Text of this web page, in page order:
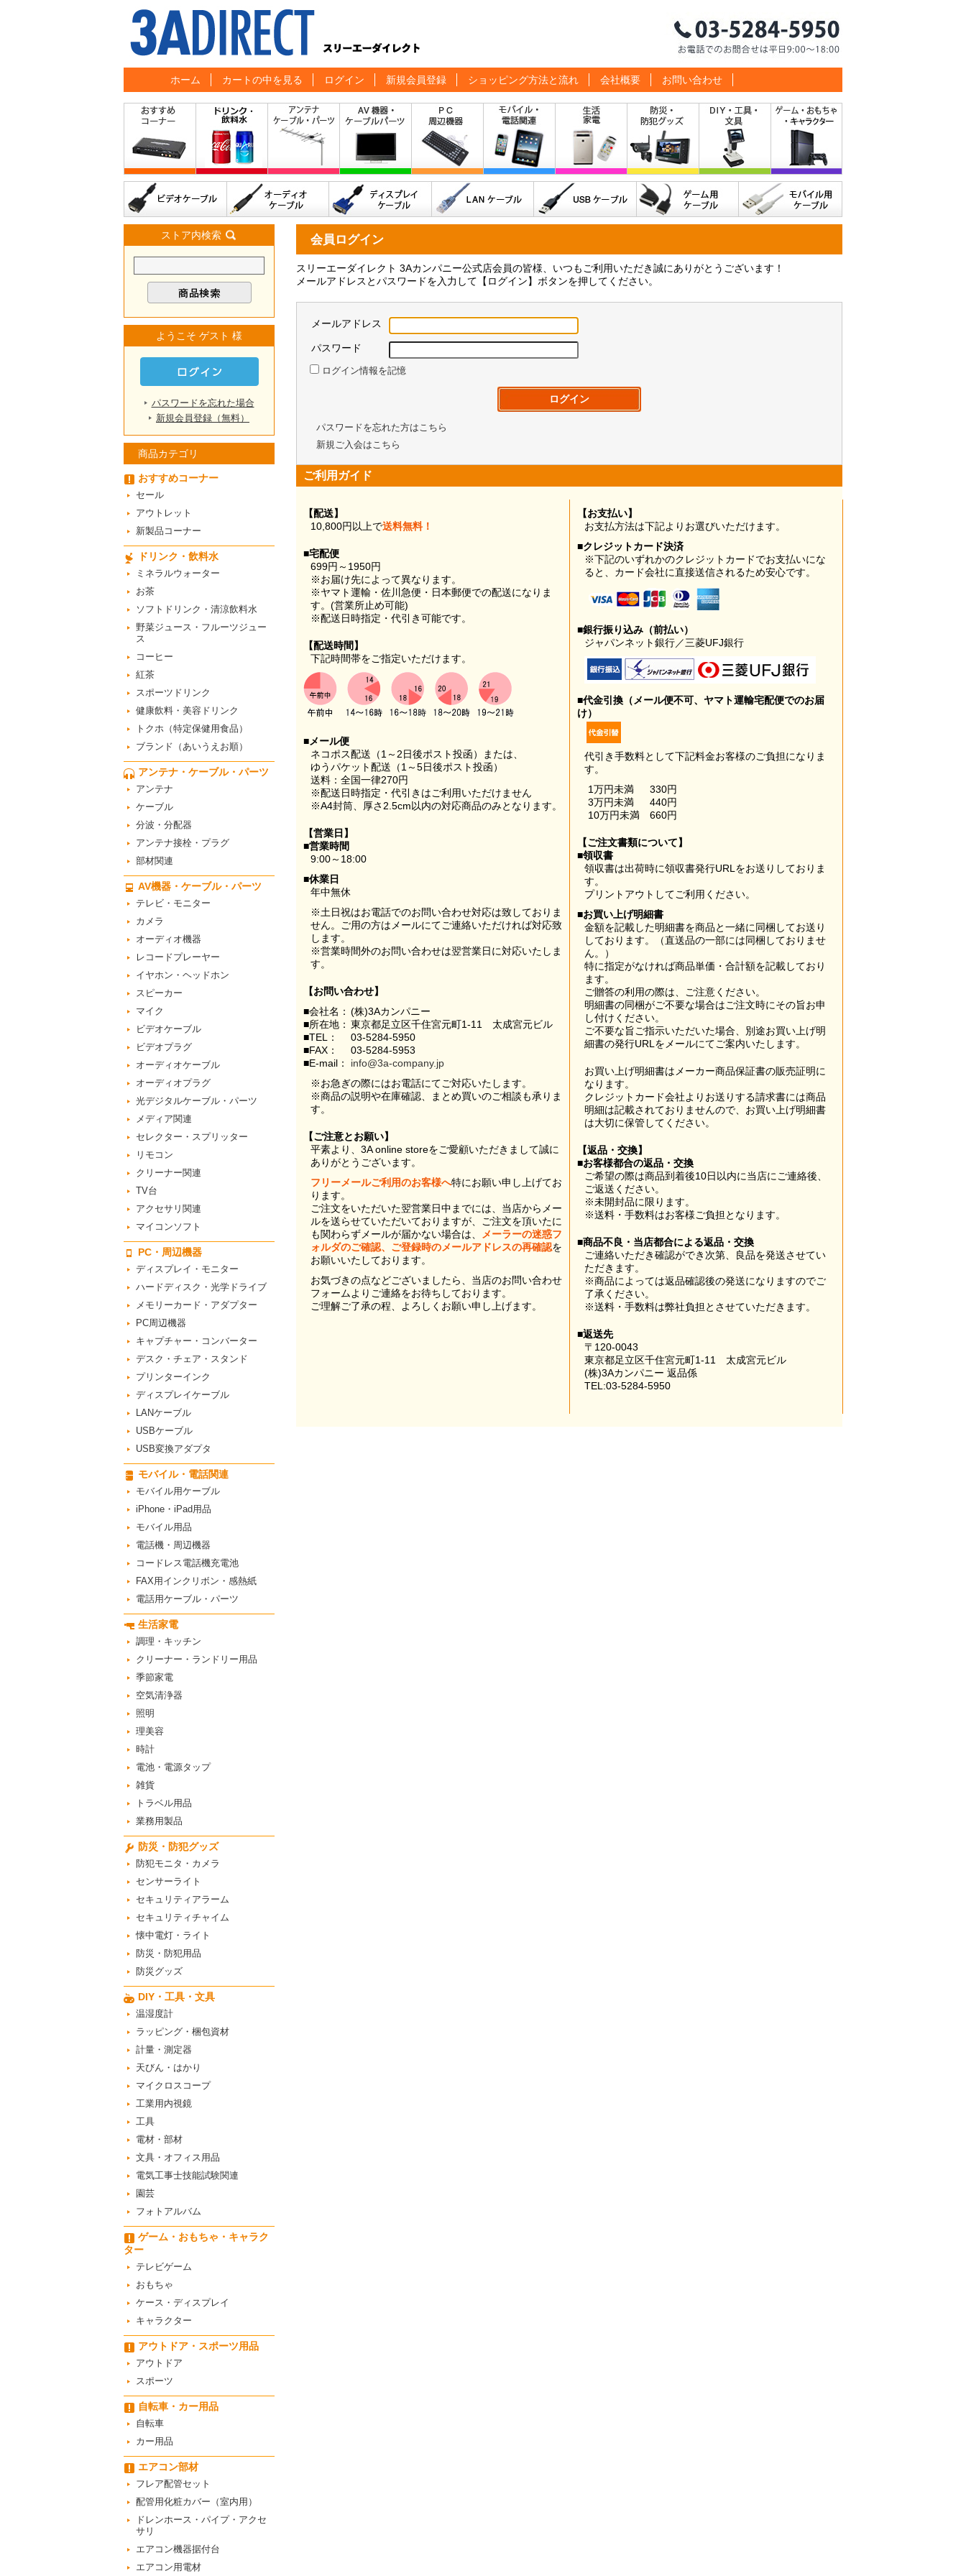
ホーム カートの中を見る ログイン 新規会員登録 ショッピング方法と流れ 会社概要 お問い合わせ
会員ログイン
スリーエーダイレクト 3Aカンパニー公式店会員の皆様、いつもご利用いただき誠にありがとうございます！
メールアドレスとパスワードを入力して【ログイン】ボタンを押してください。
メールアドレス
パスワード
ログイン情報を記憶
パスワードを忘れた方はこちら
新規ご入会はこちら
ご利用ガイド
【配送】
10,800円以上で送料無料！
■宅配便
699円～1950円
※お届け先によって異なります。
※ヤマト運輸・佐川急便・日本郵便での配送になりま
す。(営業所止め可能)
※配送日時指定・代引き可能です。
【配送時間】
下記時間帯をご指定いただけます。
■メール便
ネコポス配送（1～2日後ポスト投函）または、
ゆうパケット配送（1～5日後ポスト投函）
送料：全国一律270円
※配送日時指定・代引きはご利用いただけません
※A4封筒、厚さ2.5cm以内の対応商品のみとなります。
【営業日】
■営業時間
9:00～18:00
■休業日
年中無休
※土日祝はお電話でのお問い合わせ対応は致しておりま
せん。ご用の方はメールにてご連絡いただければ対応致
します。
※営業時間外のお問い合わせは翌営業日に対応いたしま
す。
【お問い合わせ】
■会社名： (株)3Aカンパニー
■所在地： 東京都足立区千住宮元町1-11 太成宮元ビル
■TEL：
03-5284-5950
■FAX：
03-5284-5953
■E-mail：
info@3a-company.jp
※お急ぎの際にはお電話にてご対応いたします。
※商品の説明や在庫確認、まとめ買いのご相談も承りま
す。
【ご注意とお願い】
平素より、3A online storeをご愛顧いただきまして誠に
ありがとうございます。
フリーメールご利用のお客様へ特にお願い申し上げてお
ります。
ご注文をいただいた翌営業日中までには、当店からメー
ルを送らせていただいておりますが、ご注文を頂いたに
も関わらずメールが届かない場合は、
メーラーの迷惑フ
ォルダのご確認、ご登録時のメールアドレスの再確認を
お願いいたしております。
お気づきの点などございましたら、当店のお問い合わせ
フォームよりご連絡をお待ちしております。
ご理解ご了承の程、よろしくお願い申し上げます。
【お支払い】
お支払方法は下記よりお選びいただけます。
■クレジットカード決済
※下記のいずれかのクレジットカードでお支払いにな
ると、カード会社に直接送信されるため安心です。
■銀行振り込み（前払い）
ジャパンネット銀行／三菱UFJ銀行
■代金引換（メール便不可、ヤマト運輸宅配便でのお届
け）
代引き手数料として下記料金お客様のご負担になりま
す。
1万円未満
330円
3万円未満
440円
10万円未満
660円
【ご注文書類について】
■領収書
領収書は出荷時に領収書発行URLをお送りしておりま
す。
プリントアウトしてご利用ください。
■お買い上げ明細書
金額を記載した明細書を商品と一緒に同梱してお送り
しております。（直送品の一部には同梱しておりませ
ん。）
特に指定がなければ商品単価・合計額を記載しており
ます。
ご贈答の利用の際は、ご注意ください。
明細書の同梱がご不要な場合はご注文時にその旨お申
し付けください。
ご不要な旨ご指示いただいた場合、別途お買い上げ明
細書の発行URLをメールにてご案内いたします。
お買い上げ明細書はメーカー商品保証書の販売証明に
なります。
クレジットカード会社よりお送りする請求書には商品
明細は記載されておりませんので、お買い上げ明細書
は大切に保管してください。
【返品・交換】
■お客様都合の返品・交換
ご希望の際は商品到着後10日以内に当店にご連絡後、
ご返送ください。
※未開封品に限ります。
※送料・手数料はお客様ご負担となります。
■商品不良・当店都合による返品・交換
ご連絡いただき確認ができ次第、良品を発送させてい
ただきます。
※商品によっては返品確認後の発送になりますのでご
了承ください。
※送料・手数料は弊社負担とさせていただきます。
■返送先
〒120-0043
東京都足立区千住宮元町1-11 太成宮元ビル
(株)3Aカンパニー 返品係
TEL:03-5284-5950
ストア内検索
ようこそ ゲスト 様
パスワードを忘れた場合
新規会員登録（無料）
商品カテゴリ
おすすめコーナー
セール
アウトレット
新製品コーナー
ドリンク・飲料水
ミネラルウォーター
お茶
ソフトドリンク・清涼飲料水
野菜ジュース・フルーツジュー
ス
コーヒー
紅茶
スポーツドリンク
健康飲料・美容ドリンク
トクホ（特定保健用食品）
ブランド（あいうえお順）
アンテナ・ケーブル・パーツ
アンテナ
ケーブル
分波・分配器
アンテナ接栓・プラグ
部材関連
AV機器・ケーブル・パーツ
テレビ・モニター
カメラ
オーディオ機器
レコードプレーヤー
イヤホン・ヘッドホン
スピーカー
マイク
ビデオケーブル
ビデオプラグ
オーディオケーブル
オーディオプラグ
光デジタルケーブル・パーツ
メディア関連
セレクター・スプリッター
リモコン
クリーナー関連
TV台
アクセサリ関連
マイコンソフト
PC・周辺機器
ディスプレイ・モニター
ハードディスク・光学ドライブ
メモリーカード・アダプター
PC周辺機器
キャプチャー・コンバーター
デスク・チェア・スタンド
プリンターインク
ディスプレイケーブル
LANケーブル
USBケーブル
USB変換アダプタ
モバイル・電話関連
モバイル用ケーブル
iPhone・iPad用品
モバイル用品
電話機・周辺機器
コードレス電話機充電池
FAX用インクリボン・感熱紙
電話用ケーブル・パーツ
生活家電
調理・キッチン
クリーナー・ランドリー用品
季節家電
空気清浄器
照明
理美容
時計
電池・電源タップ
雑貨
トラベル用品
業務用製品
防災・防犯グッズ
防犯モニタ・カメラ
センサーライト
セキュリティアラーム
セキュリティチャイム
懐中電灯・ライト
防災・防犯用品
防災グッズ
DIY・工具・文具
温湿度計
ラッピング・梱包資材
計量・測定器
天びん・はかり
マイクロスコープ
工業用内視鏡
工具
電材・部材
文具・オフィス用品
電気工事士技能試験関連
園芸
フォトアルバム
ゲーム・おもちゃ・キャラク
ター
テレビゲーム
おもちゃ
ケース・ディスプレイ
キャラクター
アウトドア・スポーツ用品
アウトドア
スポーツ
自転車・カー用品
自転車
カー用品
エアコン部材
フレア配管セット
配管用化粧カバー（室内用）
ドレンホース・パイプ・アクセ
サリ
エアコン機器据付台
エアコン用電材